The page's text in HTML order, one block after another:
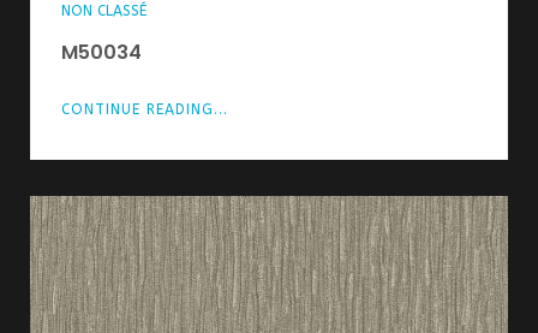
NON CLASSÉ
M50034
CONTINUE READING...